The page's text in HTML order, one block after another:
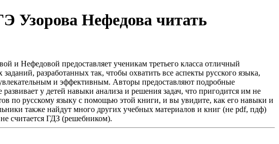
Узорова Нефедова читать
и Нефедовой предоставляет ученикам третьего класса отличный
разработанных так, чтобы охватить все аспекты русского языка,
и эффективным. Авторы предоставляют подробные
у детей навыки анализа и решения задач, что пригодится им не
по русскому языку с помощью этой книги, и вы увидите, как его навыки и
также найдут много других учебных материалов и книг (не pdf, пдф)
считается ГДЗ (решебником).